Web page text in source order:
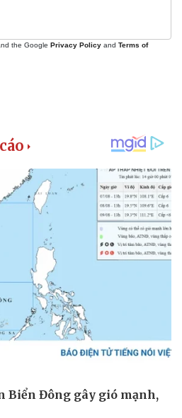
the Google Privacy Policy and Terms of